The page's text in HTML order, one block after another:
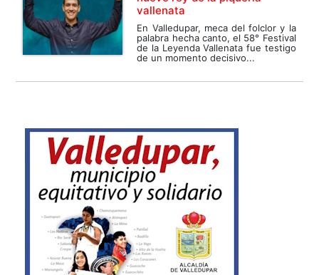
vallenata
En Valledupar, meca del folclor y la
palabra hecha canto, el 58° Festival
de la Leyenda Vallenata fue testigo
de un momento decisivo...